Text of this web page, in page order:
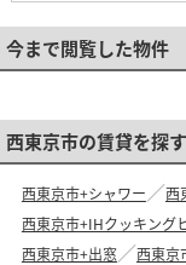
今まで閲覧した物件
西東京市の賃貸を探す
西東京市+シャワー 西
西東京市+IHクッキング
西東京市+出窓
西東京